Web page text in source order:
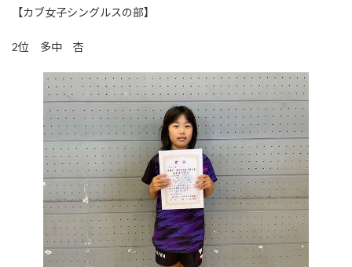
【カブ女子シングルスの部】
2位 多中 杏